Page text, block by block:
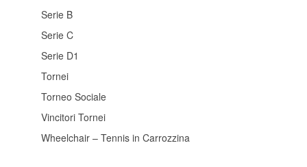
Serie B
Serie C
Serie D1
Tornei
Torneo Sociale
Vincitori Tornei
Wheelchair – Tennis in Carrozzina